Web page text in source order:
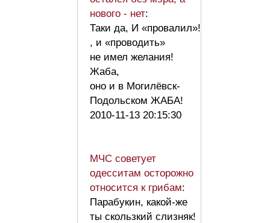
нового - нет:
Таки да, И «провалил»!
, и «проводить»
не имел желания!
Жаба,
оно и в Могилёвск-
Подольском ЖАБА!
2010-11-13 20:15:30
МЧС советует
одесситам осторожно
относится к грибам:
Парабукин, какой-же
ты скользкий слизняк!